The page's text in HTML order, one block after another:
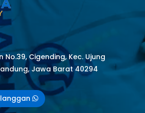
No.39, Cigending, Kec. Ujung
Jawa Barat 40294